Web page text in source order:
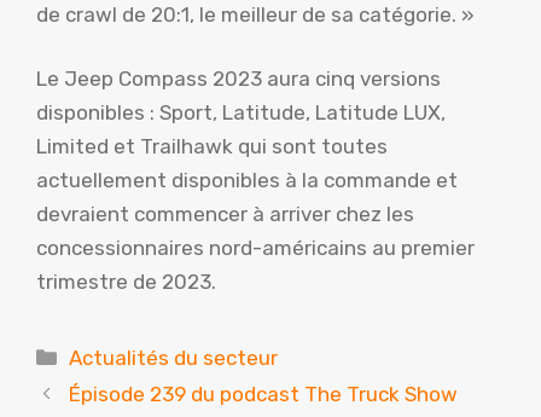
de crawl de 20:1, le meilleur de sa catégorie. »
Le Jeep Compass 2023 aura cinq versions
disponibles : Sport, Latitude, Latitude LUX,
Limited et Trailhawk qui sont toutes
actuellement disponibles à la commande et
devraient commencer à arriver chez les
concessionnaires nord-américains au premier
trimestre de 2023.
Catégories
Actualités du secteur
Épisode 239 du podcast The Truck Show